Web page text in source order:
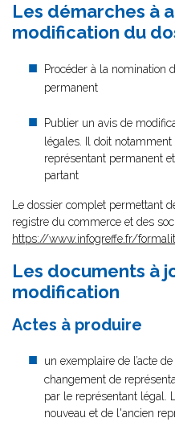
Les démarches à
modification du
Procéder à la nomination
permanent
Publier un avis de
légales. Il doit
représentant permanent
partant
Le dossier complet permettant
registre du commerce et des
https://www.infogreffe.fr/
Les documents à
modification
Actes à produire
un exemplaire de l’acte
changement de
par le représentant légal.
nouveau et de l'ancien